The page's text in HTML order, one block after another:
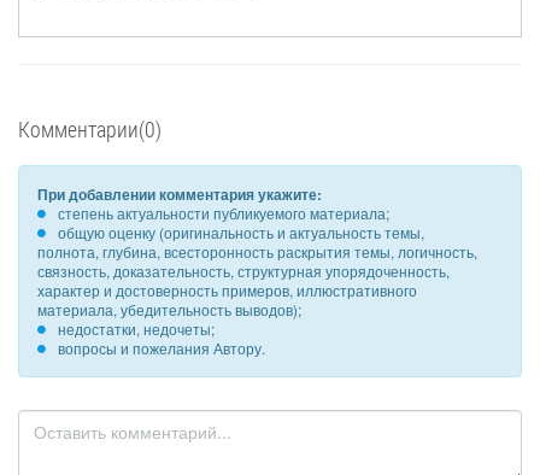
Комментарии(0)
При добавлении комментария укажите:
степень актуальности публикуемого материала;
общую оценку (оригинальность и актуальность темы,
полнота, глубина, всесторонность раскрытия темы, логичность,
связность, доказательность, структурная упорядоченность,
характер и достоверность примеров, иллюстративного
материала, убедительность выводов);
недостатки, недочеты;
вопросы и пожелания Автору.